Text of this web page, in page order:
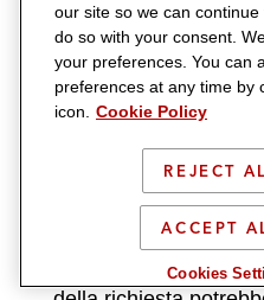
In seguito alla
parte di un utente, un
Data Privacy Office
l’utente o il suo
previsto dalla legge
confermare la
necessario, ricevere
merito alla stessa. A
our site so we can
do so with your consent.
your preferences. You can
preferences at any time by
icon.
Cookie Policy
REJECT
ACCEPT
Cookies